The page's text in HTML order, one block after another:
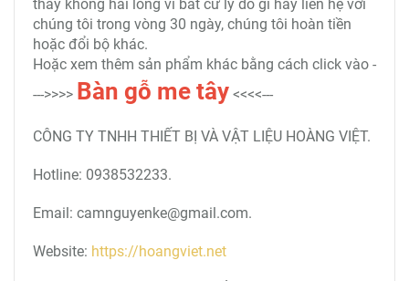
thấy không hài lòng vì bất cứ lý do gì hãy liên hệ với
chúng tôi trong vòng 30 ngày, chúng tôi hoàn tiền
hoặc đổi bộ khác.
Hoặc xem thêm sản phẩm khác bằng cách click vào -
--->>>> Bàn gỗ me tây <<<<---
CÔNG TY TNHH THIẾT BỊ VÀ VẬT LIỆU HOÀNG VIỆT.
Hotline: 0938532233.
Email: camnguyenke@gmail.com.
Website: https://hoangviet.net